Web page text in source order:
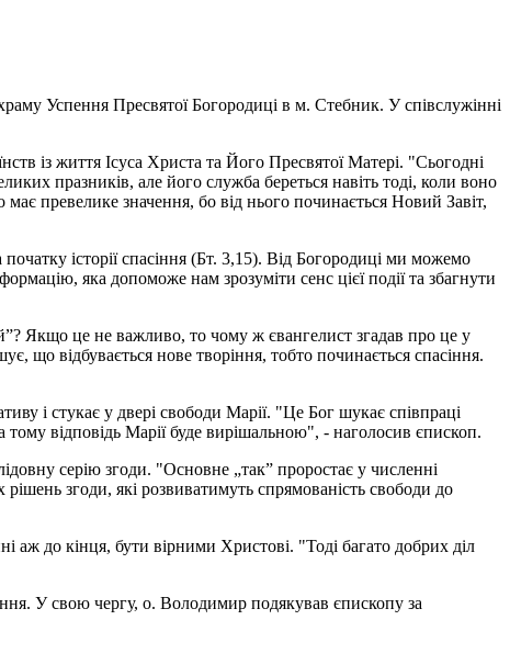
Успення Пресвятої Богородиці в м. Стебник. У співслужінні
із життя Ісуса Христа та Його Пресвятої Матері. "Сьогодні
празників, але його служба береться навіть тоді, коли воно
превелике значення, бо від нього починається Новий Завіт,
історії спасіння (Бт. 3,15). Від Богородиці ми можемо
яка допоможе нам зрозуміти сенс цієї події та збагнути
Якщо це не важливо, то чому ж євангелист згадав про це у
що відбувається нове творіння, тобто починається спасіння.
і стукає у двері свободи Марії. "Це Бог шукає співпраці
відповідь Марії буде вирішальною", - наголосив єпископ.
серію згоди. "Основне „так” проростає у численні
згоди, які розвиватимуть спрямованість свободи до
аж до кінця, бути вірними Христові. "Тоді багато добрих діл
У свою чергу, о. Володимир подякував єпископу за